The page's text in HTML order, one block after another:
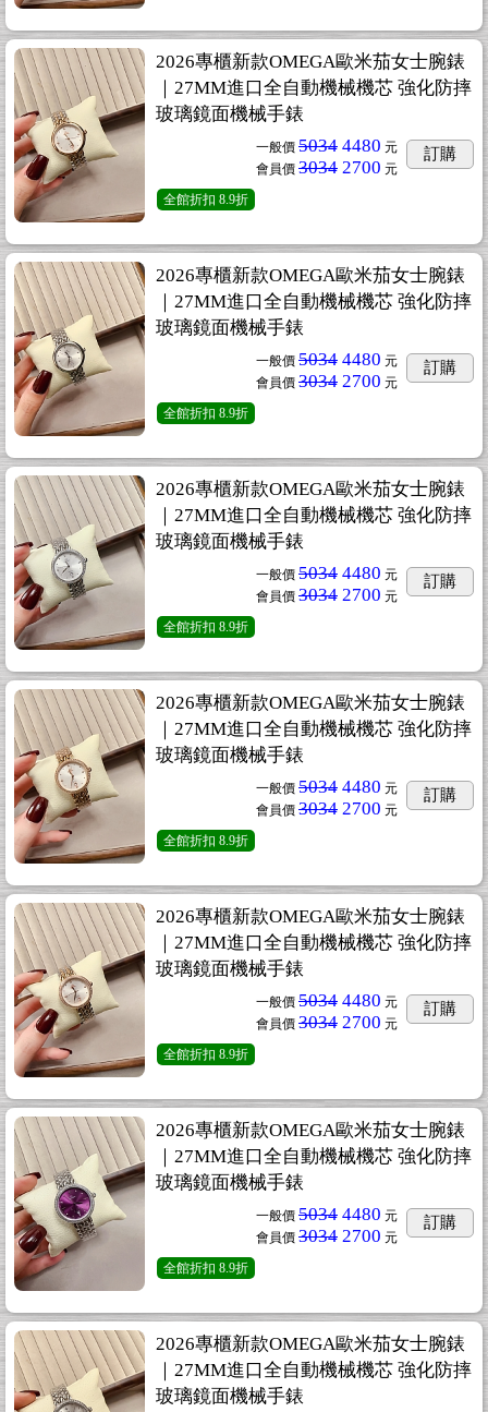
2026專櫃新款OMEGA歐米茄女士腕錶
｜27MM進口全自動機械機芯 強化防摔
玻璃鏡面機械手錶
一般價 5034 4480 元
會員價 3034 2700 元
訂購
全館折扣 8.9折
2026專櫃新款OMEGA歐米茄女士腕錶
｜27MM進口全自動機械機芯 強化防摔
玻璃鏡面機械手錶
一般價 5034 4480 元
會員價 3034 2700 元
訂購
全館折扣 8.9折
2026專櫃新款OMEGA歐米茄女士腕錶
｜27MM進口全自動機械機芯 強化防摔
玻璃鏡面機械手錶
一般價 5034 4480 元
會員價 3034 2700 元
訂購
全館折扣 8.9折
2026專櫃新款OMEGA歐米茄女士腕錶
｜27MM進口全自動機械機芯 強化防摔
玻璃鏡面機械手錶
一般價 5034 4480 元
會員價 3034 2700 元
訂購
全館折扣 8.9折
2026專櫃新款OMEGA歐米茄女士腕錶
｜27MM進口全自動機械機芯 強化防摔
玻璃鏡面機械手錶
一般價 5034 4480 元
會員價 3034 2700 元
訂購
全館折扣 8.9折
2026專櫃新款OMEGA歐米茄女士腕錶
｜27MM進口全自動機械機芯 強化防摔
玻璃鏡面機械手錶
一般價 5034 4480 元
會員價 3034 2700 元
訂購
全館折扣 8.9折
2026專櫃新款OMEGA歐米茄女士腕錶
｜27MM進口全自動機械機芯 強化防摔
玻璃鏡面機械手錶